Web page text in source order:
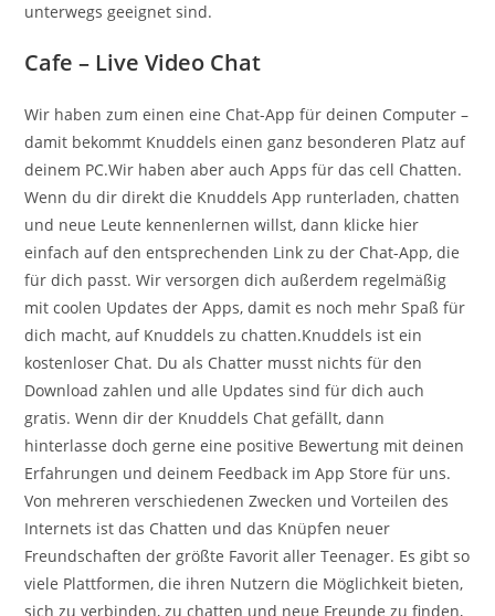
unterwegs geeignet sind.
Cafe – Live Video Chat
Wir haben zum einen eine Chat-App für deinen Computer –
damit bekommt Knuddels einen ganz besonderen Platz auf
deinem PC.Wir haben aber auch Apps für das cell Chatten.
Wenn du dir direkt die Knuddels App runterladen, chatten
und neue Leute kennenlernen willst, dann klicke hier
einfach auf den entsprechenden Link zu der Chat-App, die
für dich passt. Wir versorgen dich außerdem regelmäßig
mit coolen Updates der Apps, damit es noch mehr Spaß für
dich macht, auf Knuddels zu chatten.Knuddels ist ein
kostenloser Chat. Du als Chatter musst nichts für den
Download zahlen und alle Updates sind für dich auch
gratis. Wenn dir der Knuddels Chat gefällt, dann
hinterlasse doch gerne eine positive Bewertung mit deinen
Erfahrungen und deinem Feedback im App Store für uns.
Von mehreren verschiedenen Zwecken und Vorteilen des
Internets ist das Chatten und das Knüpfen neuer
Freundschaften der größte Favorit aller Teenager. Es gibt so
viele Plattformen, die ihren Nutzern die Möglichkeit bieten,
sich zu verbinden, zu chatten und neue Freunde zu finden,